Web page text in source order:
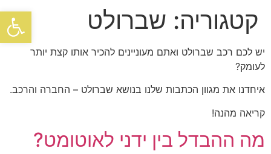
פתח קטגוריה: שברולט
יש לכם רכב שברולט ואתם מעוניינים להכיר אותו קצת יותר
לעומק?
איחדנו את מגוון הכתבות שלנו בנושא שברולט – החברה והרכב.
קריאה מהנה!
מה ההבדל בין ידני לאוטומט?